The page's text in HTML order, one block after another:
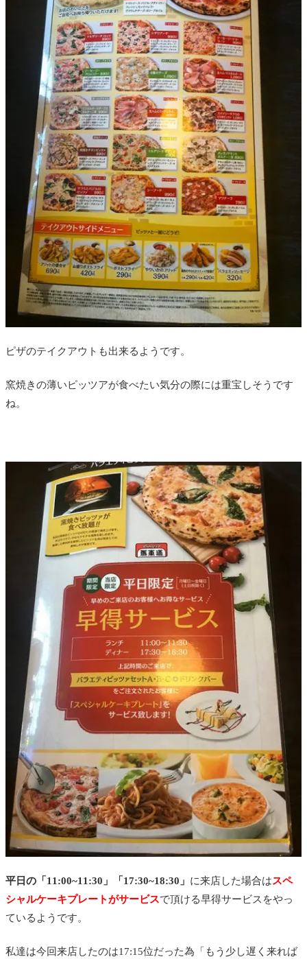
ピザのテイクアウトも出来るようです。
窯焼きの薄いピッツアが食べたい気分の際には重宝しそうです
ね。
平日の「11:00~11:30」「17:30~18:30」 に来店した場合はスペ
シャルケーキプレートがサービスで頂ける早得サービスをやっ
ているようです。
私達は今回来店したのは17:15位だった為「もう少し遅く来れば